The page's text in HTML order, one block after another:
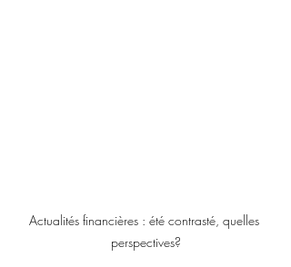
Actualités financières : été contrasté, quelles
perspectives?